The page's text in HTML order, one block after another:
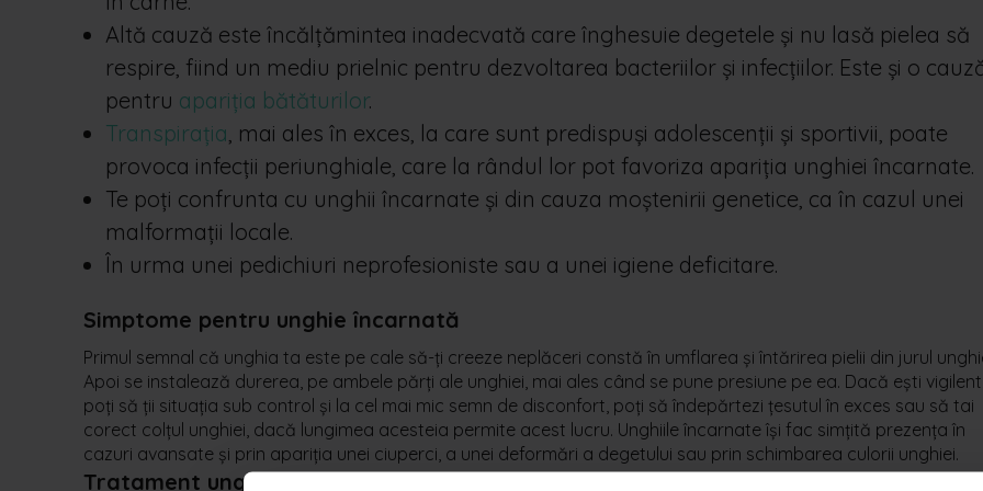
Altă cauză este încălțămintea inadecvată care înghesuie degetele și nu lasă pielea să
respire, fiind un mediu prielnic pentru dezvoltarea bacteriilor și infecțiilor. Este și o
pentru apariția bătăturilor.
Transpirația, mai ales în exces, la care sunt predispuși adolescenții și sportivii, poate
provoca infecții periunghiale, care la rândul lor pot favoriza apariția unghiei încarnate.
Te poți confrunta cu unghii încarnate și din cauza moștenirii genetice, ca în cazul unei
malformații locale.
În urma unei pedichiuri neprofesioniste sau a unei igiene deficitare.
Simptome pentru unghie încarnată
Primul semnal că unghia ta este pe cale să-ți creeze neplăceri constă în umflarea și întărirea pielii din jurul
Apoi se instalează durerea, pe ambele părți ale unghiei, mai ales când se pune presiune pe ea. Dacă ești
poți să ții situația sub control și la cel mai mic semn de disconfort, poți să îndepărtezi țesutul în exces sau să tai
corect colțul unghiei, dacă lungimea acesteia permite acest lucru. Unghiile încarnate își fac simțită prezența în
cazuri avansate și prin apariția unei ciuperci, a unei deformări a degetului sau prin schimbarea culorii unghiei.
Tratament unghie încarnată